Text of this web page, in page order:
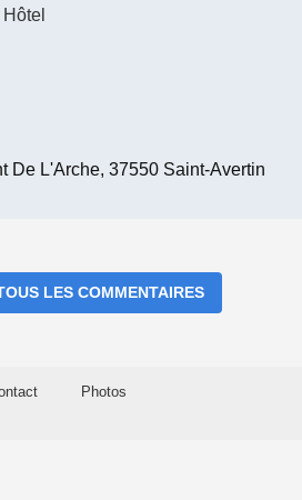
Hôtel
De L'Arche, 37550 Saint-Avertin
LES COMMENTAIRES
Photos